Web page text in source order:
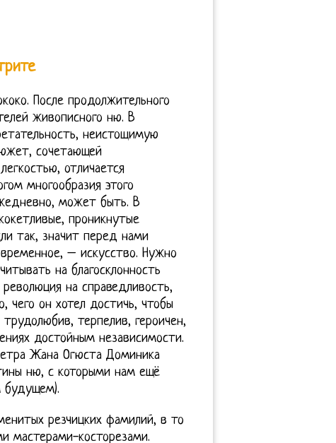
После продолжительного
живописного ню. В
неистощимую
сочетающей
отличается
многообразия этого
может быть. В
проникнутые
так, значит перед нами
– искусство. Нужно
на благосклонность
на справедливость,
чего он хотел достичь, чтобы
терпелив, героичен,
достойным независимости.
Жана Огюста Доминика
ню, с которыми нам ещё
будущем).
резчицких фамилий, в то
мастерами-косторезами.